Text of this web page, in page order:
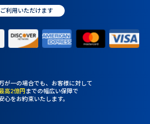
利用いただけます
が一の場合でも、お客様に対して
高2億円 までの幅広い保障で
心をお約束いたします。